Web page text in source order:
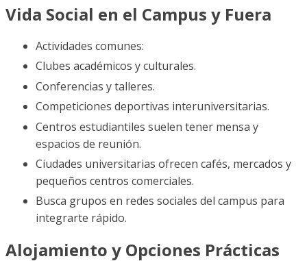
Vida Social en el Campus y Fuera
Actividades comunes:
Clubes académicos y culturales.
Conferencias y talleres.
Competiciones deportivas interuniversitarias.
Centros estudiantiles suelen tener mensa y
espacios de reunión.
Ciudades universitarias ofrecen cafés, mercados y
pequeños centros comerciales.
Busca grupos en redes sociales del campus para
integrarte rápido.
Alojamiento y Opciones Prácticas